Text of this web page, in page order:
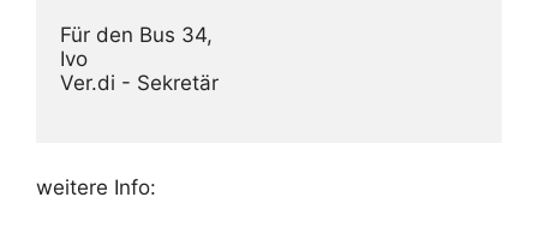
Für den Bus 34,
Ivo
Ver.di - Sekretär
weitere Info: